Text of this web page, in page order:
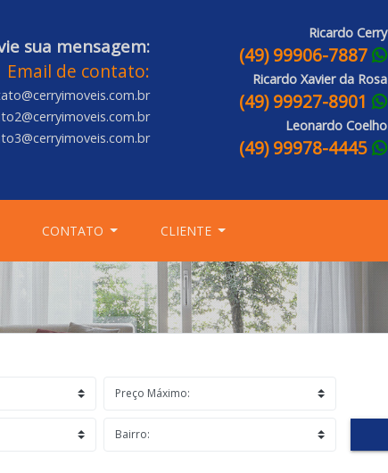
sua mensagem:
Email de contato:
Ricardo Cerry
(49) 99906-7887
Ricardo Xavier da Rosa
(49) 99927-8901
Leonardo Coelho
(49) 99978-4445
CONTATO CLIENTE